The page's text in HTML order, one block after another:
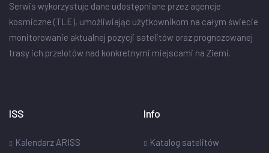
Serwis wykorzystuje dane udostępniane przez agencje
kosmiczne (TLE), umożliwiając użytkownikom na całym świecie
monitorowanie aktualnej pozycji satelitów oraz prognozowanej
trasy ich przelotów nad konkretnymi miejscami na Ziemi.
ISS
Kalendarz ARISS
Info
Katalog satelitów